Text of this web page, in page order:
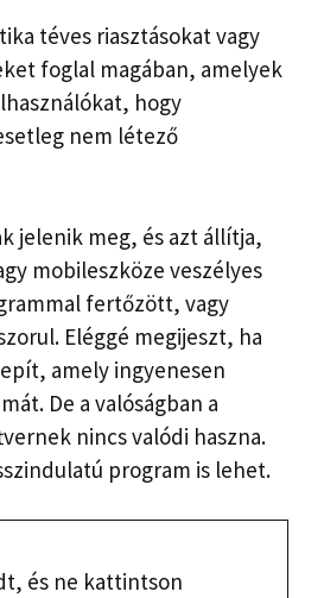
téves riasztásokat vagy
foglal magában, amelyek
hogy
nem létező
jelenik meg, és azt állítja,
mobileszköze veszélyes
fertőzött, vagy
Eléggé megijeszt, ha
amely ingyenesen
De a valóságban a
nincs valódi haszna.
program is lehet.
és ne kattintson